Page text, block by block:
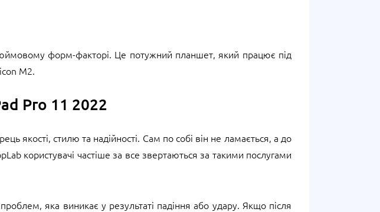
форм-факторі. Це потужний планшет, який працює під
M2.
Pro 11 2022
якості, стилю та надійності. Сам по собі він не ламається, а до
користувачі частіше за все звертаються за такими послугами
яка виникає у результаті падіння або удару. Якщо після